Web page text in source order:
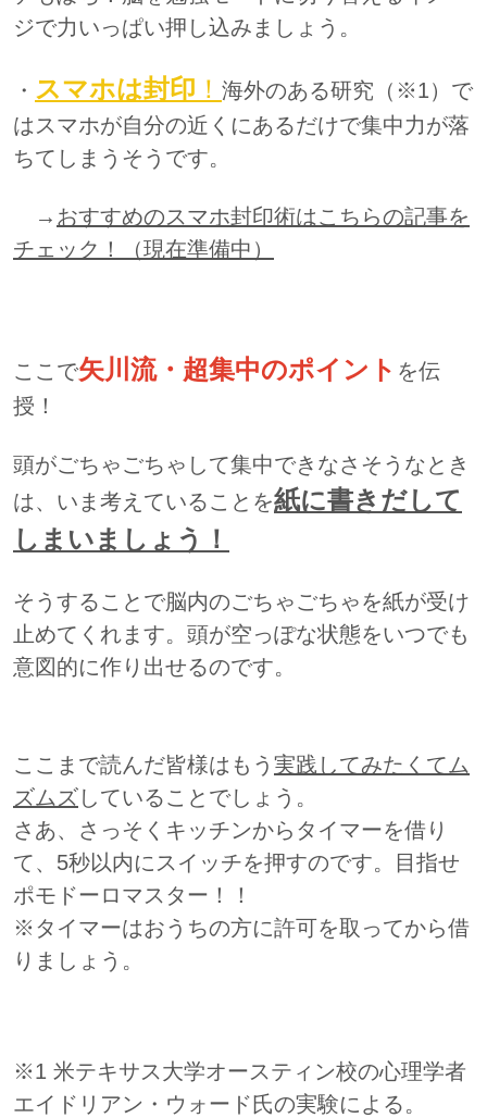
ジで力いっぱい押し込みましょう。
・ スマホは封印 ！ 海外のある研究（※1）で
はスマホが自分の近くにあるだけで集中力が落
ちてしまうそうです。
→ おすすめのスマホ封印術はこちらの記事を
チェック！（現在準備中）
ここで矢川流・超集中のポイント を伝
授！
頭がごちゃごちゃして集中できなさそうなとき
は、いま考えていることを紙に書きだして
しまいましょう！
そうすることで脳内のごちゃごちゃを紙が受け
止めてくれます。頭が空っぽな状態をいつでも
意図的に作り出せるのです。
ここまで読んだ皆様はもう 実践してみたくてム
ズムズしていることでしょう。
さあ、さっそくキッチンからタイマーを借り
て、5秒以内にスイッチを押すのです。目指せ
ポモドーロマスター！！
※タイマーはおうちの方に許可を取ってから借
りましょう。
※1 米テキサス大学オースティン校の心理学者
エイドリアン・ウォード氏の実験による。